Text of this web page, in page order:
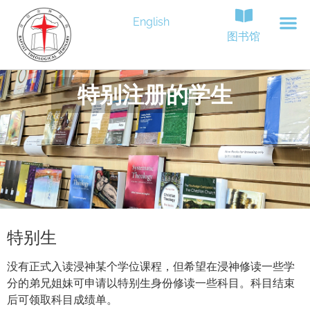
English
图书馆
特别注册的学生
特别生
没有正式入读浸神某个学位课程，但希望在浸神修读一些学
分的弟兄姐妹可申请以特别生身份修读一些科目。科目结束
后可领取科目成绩单。